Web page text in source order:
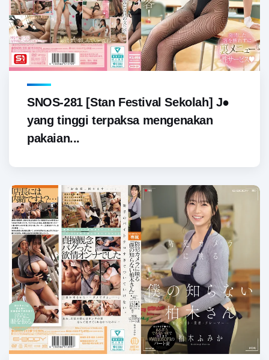
SNOS-281 [Stan Festival Sekolah] J●
yang tinggi terpaksa mengenakan
pakaian...